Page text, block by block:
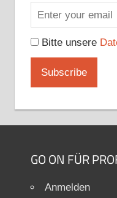
Bitte unsere
GO ON FÜR
Anmelden